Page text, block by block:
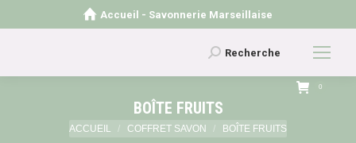
Accueil - Savonnerie Marseillaise
Recherche
:
Recherche
0
BOÎTE FRUITS
Vous êtes ici :
ACCUEIL COFFRET SAVON BOÎTE FRUITS